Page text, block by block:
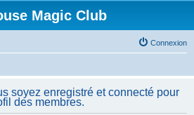
Magic Club
Connexion
soyez enregistré et connecté pour
des membres.